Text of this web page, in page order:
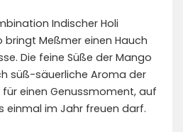
Indischer Holi
Meßmer einen Hauch
Die feine Süße der Mango
süß-säuerliche Aroma der
einen Genussmoment, auf
einmal im Jahr freuen darf.